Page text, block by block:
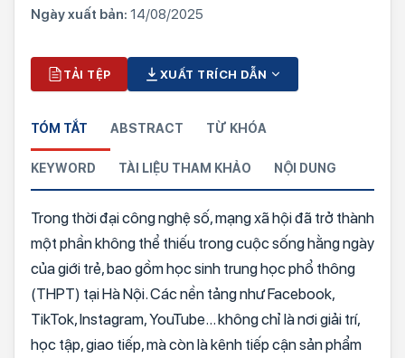
Ngày xuất bản: 14/08/2025
TẢI TỆP XUẤT TRÍCH DẪN
TÓM TẮT ABSTRACT TỪ KHÓA
KEYWORD TÀI LIỆU THAM KHẢO NỘI DUNG
Trong thời đại công nghệ số, mạng xã hội đã trở thành
một phần không thể thiếu trong cuộc sống hằng ngày
của giới trẻ, bao gồm học sinh trung học phổ thông
(THPT) tại Hà Nội. Các nền tảng như Facebook,
TikTok, Instagram, YouTube… không chỉ là nơi giải trí,
học tập, giao tiếp, mà còn là kênh tiếp cận sản phẩm